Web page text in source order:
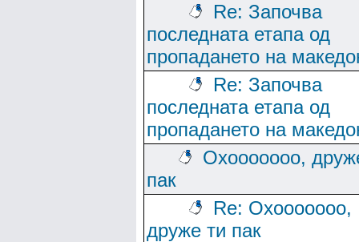
Re: Започва
последната етапа од
пропадането на
Re: Започва
последната етапа од
пропадането на
Охооооооо,
пак
Re: Охооооооо,
друже ти пак